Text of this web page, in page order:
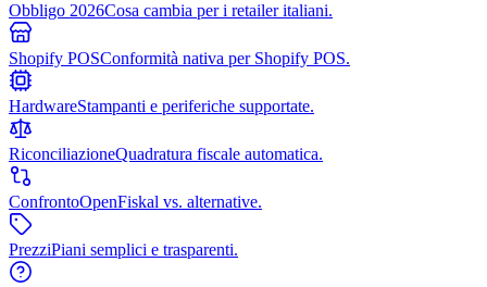
Obbligo 2026Cosa cambia per i retailer italiani.
Shopify POSConformità nativa per Shopify POS.
HardwareStampanti e periferiche supportate.
RiconciliazioneQuadratura fiscale automatica.
ConfrontoOpenFiskal vs. alternative.
PrezziPiani semplici e trasparenti.